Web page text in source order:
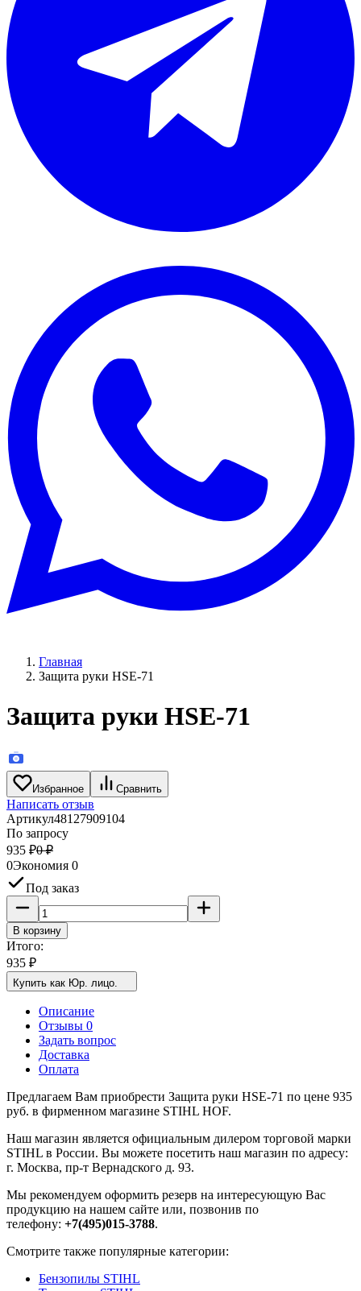
Главная
Защита руки HSE-71
Защита руки HSE-71
Избранное Сравнить
Написать отзыв
Артикул48127909104
По запросу
935 ₽0 ₽
0Экономия 0
Под заказ
В корзину
Итого:
935 ₽
Купить как Юр. лицо.
Описание
Отзывы 0
Задать вопрос
Доставка
Оплата
Предлагаем Вам приобрести Защита руки HSE-71 по цене 935
руб. в фирменном магазине STIHL HOF.
Наш магазин является официальным дилером торговой марки
STIHL в России. Вы можете посетить наш магазин по адресу:
г. Москва, пр-т Вернадского д. 93.
Мы рекомендуем оформить резерв на интересующую Вас
продукцию на нашем сайте или, позвонив по
телефону: +7(495)015-3788.
Смотрите также популярные категории:
Бензопилы STIHL